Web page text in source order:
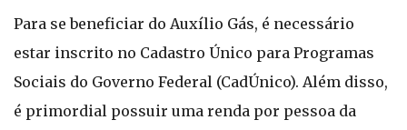
Para se beneficiar do Auxílio Gás, é necessário
estar inscrito no Cadastro Único para Programas
Sociais do Governo Federal (CadÚnico). Além disso,
é primordial possuir uma renda por pessoa da